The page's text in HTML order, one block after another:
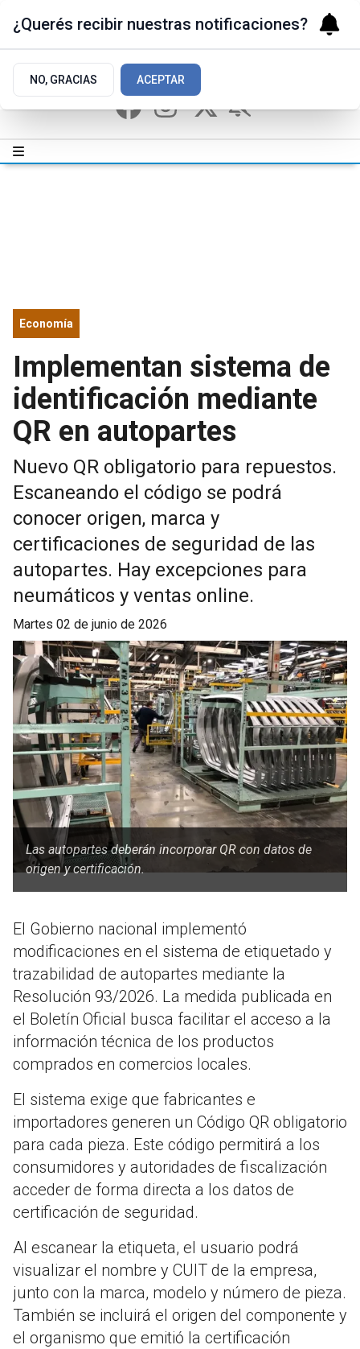
Economía
Implementan sistema de
identificación mediante
QR en autopartes
Nuevo QR obligatorio para repuestos.
Escaneando el código se podrá
conocer origen, marca y
certificaciones de seguridad de las
autopartes. Hay excepciones para
neumáticos y ventas online.
martes 02 de junio de 2026
Las autopartes deberán incorporar QR con datos de
origen y certificación.
El Gobierno nacional implementó
modificaciones en el sistema de etiquetado y
trazabilidad de autopartes mediante la
Resolución 93/2026. La medida publicada en
el Boletín Oficial busca facilitar el acceso a la
información técnica de los productos
comprados en comercios locales.
El sistema exige que fabricantes e
importadores generen un Código QR obligatorio
para cada pieza. Este código permitirá a los
consumidores y autoridades de fiscalización
acceder de forma directa a los datos de
certificación de seguridad.
Al escanear la etiqueta, el usuario podrá
visualizar el nombre y CUIT de la empresa,
junto con la marca, modelo y número de pieza.
También se incluirá el origen del componente y
el organismo que emitió la certificación
¿Querés recibir nuestras notificaciones?
NO, GRACIAS ACEPTAR